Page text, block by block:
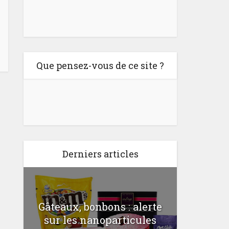
Que pensez-vous de ce site ?
Derniers articles
Gâteaux, bonbons : alerte
sur les nanoparticules